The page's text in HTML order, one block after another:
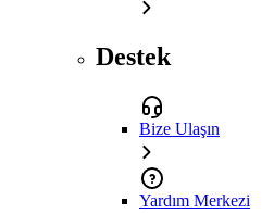
Destek
Bize Ulaşın
Yardım Merkezi